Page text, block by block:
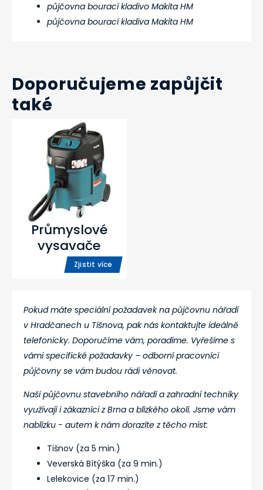
půjčovna bourací kladivo Makita HM
půjčovna bourací kladiva Makita HM
Doporučujeme zapůjčit
také
Průmyslové
vysavače
Zjistit více
Pokud máte speciální požadavek na půjčovnu nářadí
v Hradčanech u Tišnova, pak nás kontaktujte ideálně
telefonicky. Doporučíme vám, poradíme. Vyřešíme s
vámi specifické požadavky – odborní pracovníci
půjčovny se vám budou rádi věnovat.
Naši půjčovnu stavebního nářadí a zahradní techniky
využívají i zákazníci z Brna a blízkého okolí. Jsme vám
nablízku - autem k nám dorazíte z těcho míst:
Tišnov (za 5 min.)
Veverská Bítýška (za 9 min.)
Lelekovice (za 17 min.)